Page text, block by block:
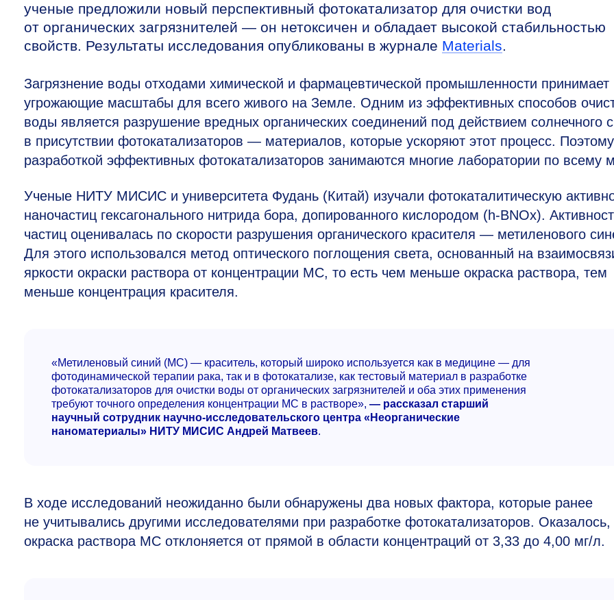
ученые предложили новый перспективный фотокатализатор для очистки вод
от органических загрязнителей — он нетоксичен и обладает высокой стабильностью
свойств. Результаты исследования опубликованы в журнале Materials.
Загрязнение воды отходами химической и фармацевтической промышленности принимает
угрожающие масштабы для всего живого на Земле. Одним из эффективных способов
воды является разрушение вредных органических соединений под действием солнечного
в присутствии фотокатализаторов — материалов, которые ускоряют этот процесс. Поэтому
разработкой эффективных фотокатализаторов занимаются многие лаборатории по всему
Ученые НИТУ МИСИС и университета Фудань (Китай) изучали фотокаталитическую
наночастиц гексагонального нитрида бора, допированного кислородом (h-BNOx).
частиц оценивалась по скорости разрушения органического красителя — метиленового
Для этого использовался метод оптического поглощения света, основанный на
яркости окраски раствора от концентрации МС, то есть чем меньше окраска раствора, тем
меньше концентрация красителя.
«Метиленовый синий (МС) — краситель, который широко используется как в медицине — для
фотодинамической терапии рака, так и в фотокатализе, как тестовый материал в разработке
фотокатализаторов для очистки воды от органических загрязнителей и оба этих применения
требуют точного определения концентрации МС в растворе», — рассказал старший
научный сотрудник научно-исследовательского центра «Неорганические
наноматериалы» НИТУ МИСИС Андрей Матвеев.
В ходе исследований неожиданно были обнаружены два новых фактора, которые ранее
не учитывались другими исследователями при разработке фотокатализаторов. Оказалось,
окраска раствора МС отклоняется от прямой в области концентраций от 3,33 до 4,00 мг/л.